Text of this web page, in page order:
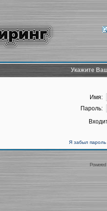
Укажите
Имя:
Пароль:
Я забыл пароль